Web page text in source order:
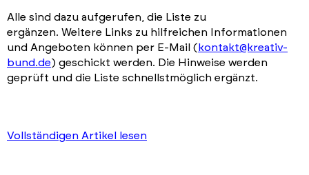
Alle sind dazu aufgerufen, die Liste zu
ergänzen. Weitere Links zu hilfreichen Informationen
und Angeboten können per E-Mail ( kontakt@kreativ-
bund.de) geschickt werden. Die Hinweise werden
geprüft und die Liste schnellstmöglich ergänzt.
Vollständigen Artikel lesen